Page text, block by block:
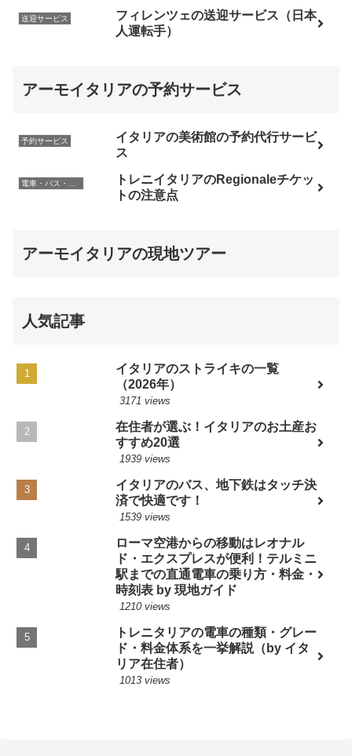
送迎サービス
フィレンツェの送迎サービス（日本
人運転手）
アーモイタリアの予約サービス
予約サービス
イタリアの美術館の予約代行サービ
ス
トレニイタリアのRegionaleチケッ
トの注意点
アーモイタリアの現地ツアー
人気記事
イタリアのストライキの一覧
（2026年）
3171 views
在住者が選ぶ！イタリアのお土産お
すすめ20選
1939 views
イタリアのバス、地下鉄はタッチ決
済で快適です！
1539 views
ローマ空港からの移動はレオナル
ド・エクスプレスが便利！テルミニ
駅までの直通電車の乗り方・料金・
時刻表 by 現地ガイド
1210 views
トレニタリアの電車の種類・グレー
ド・料金体系を一挙解説（by イタ
リア在住者）
1013 views